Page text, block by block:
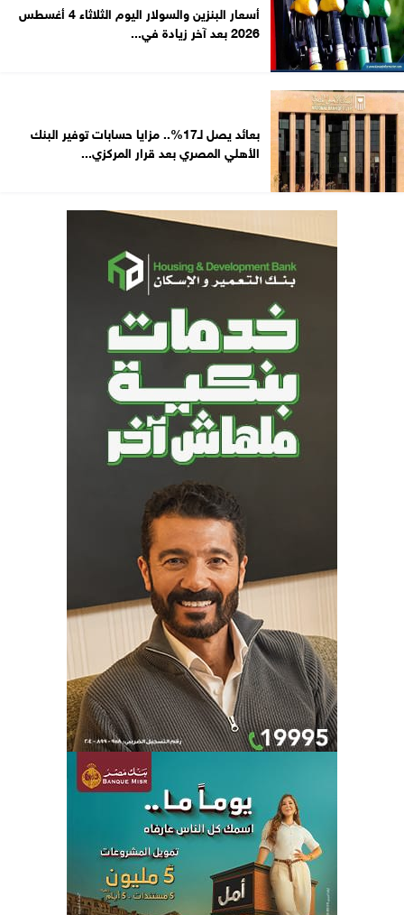
أسعار البنزين والسولار اليوم الثلاثاء 4 أغسطس
2026 بعد آخر زيادة في...
بعائد يصل لـ17%.. مزايا حسابات توفير البنك
الأهلي المصري بعد قرار المركزي...